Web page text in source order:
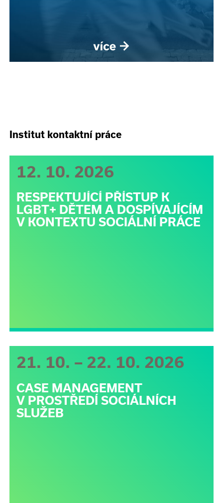
Institut kontaktní práce
12. 10. 2026
RESPEKTUJÍCÍ PŘÍSTUP K
LGBT+ DĚTEM A DOSPÍVAJÍCÍM
V KONTEXTU SOCIÁLNÍ PRÁCE
21. 10. – 22. 10. 2026
CASE MANAGEMENT
V PROSTŘEDÍ SOCIÁLNÍCH
SLUŽEB